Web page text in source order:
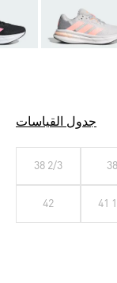
جدول القياسات
38
38 2/3
41
42